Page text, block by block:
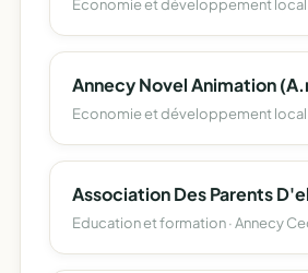
Economie et développement local
Annecy Novel Animation
Economie et développement local
Education et formation · Annecy